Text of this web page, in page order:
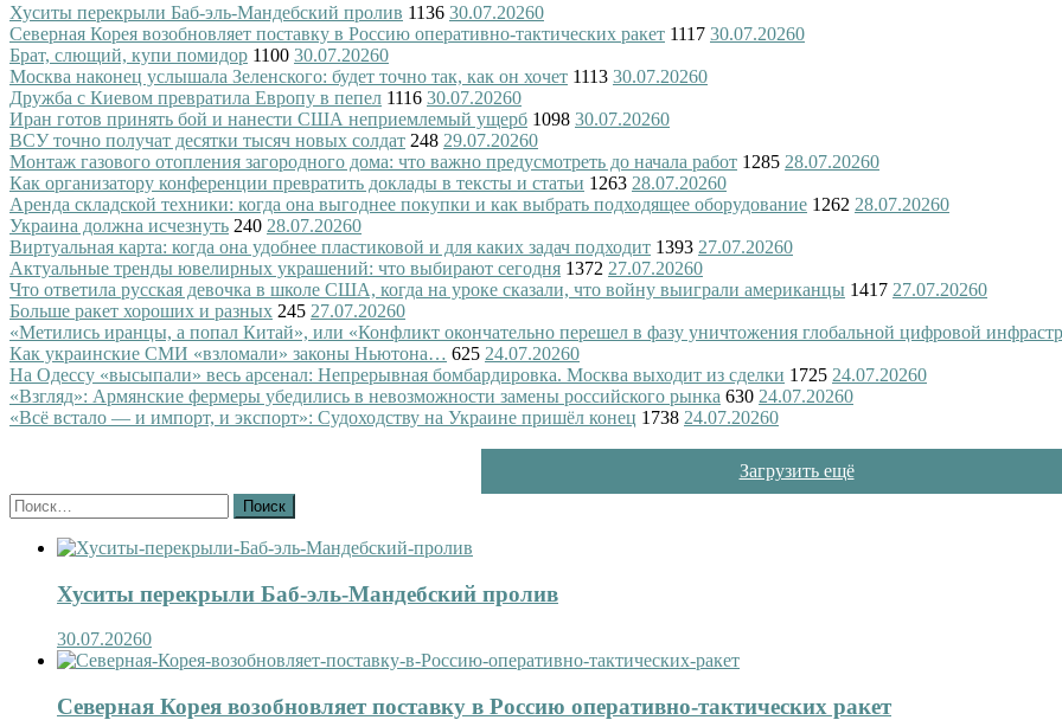
Хуситы перекрыли Баб-эль-Мандебский пролив 1136 30.07.20260
Северная Корея возобновляет поставку в Россию оперативно-тактических ракет 1117 30.07.20260
Брат, слющий, купи помидор 1100 30.07.20260
Москва наконец услышала Зеленского: будет точно так, как он хочет 1113 30.07.20260
Дружба с Киевом превратила Европу в пепел 1116 30.07.20260
Иран готов принять бой и нанести США неприемлемый ущерб 1098 30.07.20260
ВСУ точно получат десятки тысяч новых солдат 248 29.07.20260
Монтаж газового отопления загородного дома: что важно предусмотреть до начала работ 1285 28.07.20260
Как организатору конференции превратить доклады в тексты и статьи 1263 28.07.20260
Аренда складской техники: когда она выгоднее покупки и как выбрать подходящее оборудование 1262 28.07.20260
Украина должна исчезнуть 240 28.07.20260
Виртуальная карта: когда она удобнее пластиковой и для каких задач подходит 1393 27.07.20260
Актуальные тренды ювелирных украшений: что выбирают сегодня 1372 27.07.20260
Что ответила русская девочка в школе США, когда на уроке сказали, что войну выиграли американцы 1417 27.07.20260
Больше ракет хороших и разных 245 27.07.20260
«Метились иранцы, а попал Китай», или «Конфликт окончательно перешел в фазу уничтожения глобальной цифровой
Как украинские СМИ «взломали» законы Ньютона… 625 24.07.20260
На Одессу «высыпали» весь арсенал: Непрерывная бомбардировка. Москва выходит из сделки 1725 24.07.20260
«Взгляд»: Армянские фермеры убедились в невозможности замены российского рынка 630 24.07.20260
«Всё встало — и импорт, и экспорт»: Судоходству на Украине пришёл конец 1738 24.07.20260
Загрузить ещё
Найти:
Хуситы перекрыли Баб-эль-Мандебский пролив
30.07.20260
Северная Корея возобновляет поставку в Россию оперативно-тактических ракет